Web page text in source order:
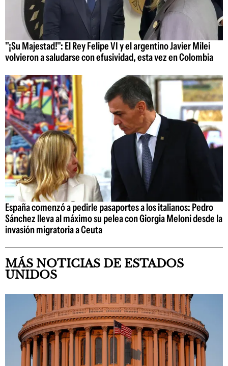
"¡Su Majestad!": El Rey Felipe VI y el argentino Javier Milei
volvieron a saludarse con efusividad, esta vez en Colombia
España comenzó a pedirle pasaportes a los italianos: Pedro
Sánchez lleva al máximo su pelea con Giorgia Meloni desde la
invasión migratoria a Ceuta
MÁS NOTICIAS DE ESTADOS
UNIDOS